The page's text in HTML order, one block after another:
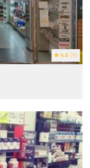
4.6 (9)